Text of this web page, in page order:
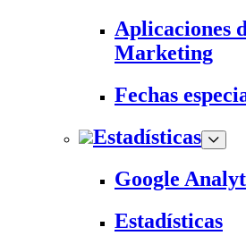
Aplicaciones
Marketing
Fechas
Estadísticas
Google
Estadísticas